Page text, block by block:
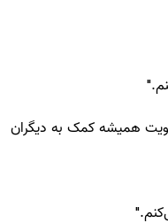
همیشه کمک به دیگران